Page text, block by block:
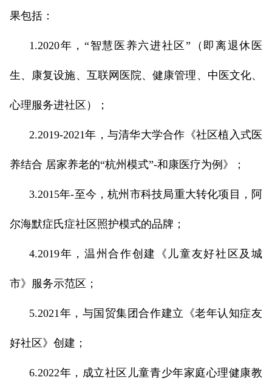
果包括：
1.2020年，“智慧医养六进社区”（即离退休医
生、康复设施、互联网医院、健康管理、中医文化、
心理服务进社区）；
2.2019-2021年，与清华大学合作《社区植入式医
养结合 居家养老的“杭州模式”-和康医疗为例》；
3.2015年-至今，杭州市科技局重大转化项目，阿
尔海默症氏症社区照护模式的品牌；
4.2019年，温州合作创建《儿童友好社区及城
市》服务示范区；
5.2021年，与国贸集团合作建立《老年认知症友
好社区》创建；
6.2022年，成立社区儿童青少年家庭心理健康教